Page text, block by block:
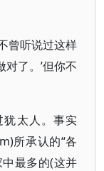
曾听说过这样
了。’但你不
太人。事实
所承认的“各
最多的(这并